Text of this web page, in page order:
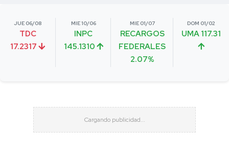
JUE 06/08
TDC
17.2317
MIE 10/06
INPC
145.1310
MIE 01/07
RECARGOS
FEDERALES
2.07%
DOM 01/02
UMA 117.31